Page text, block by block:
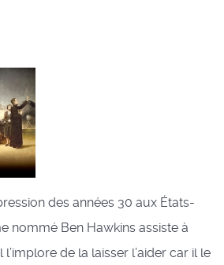
des années 30 aux États-
nommé Ben Hawkins assiste à
l’implore de la laisser l’aider car il le